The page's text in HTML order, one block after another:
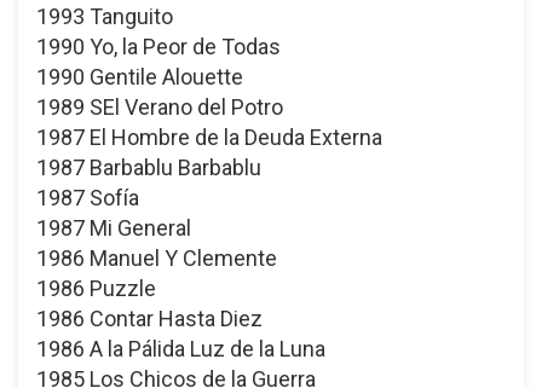
1993 Tanguito
1990 Yo, la Peor de Todas
1990 Gentile Alouette
1989 SEl Verano del Potro
1987 El Hombre de la Deuda Externa
1987 Barbablu Barbablu
1987 Sofía
1987 Mi General
1986 Manuel Y Clemente
1986 Puzzle
1986 Contar Hasta Diez
1986 A la Pálida Luz de la Luna
1985 Los Chicos de la Guerra